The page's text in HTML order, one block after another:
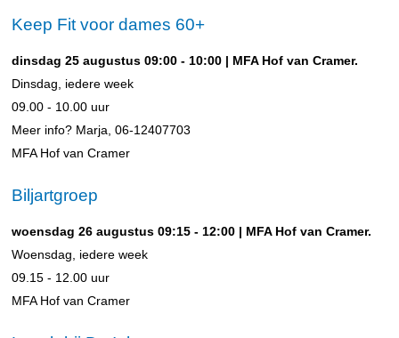
Keep Fit voor dames 60+
dinsdag 25 augustus 09:00 - 10:00 | MFA Hof van Cramer.
Dinsdag, iedere week
09.00 - 10.00 uur
Meer info? Marja, 06-12407703
MFA Hof van Cramer
Biljartgroep
woensdag 26 augustus 09:15 - 12:00 | MFA Hof van Cramer.
Woensdag, iedere week
09.15 - 12.00 uur
MFA Hof van Cramer